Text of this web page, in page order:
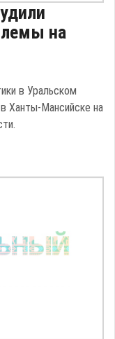
на
в Уральском
Ханты-Мансийске на